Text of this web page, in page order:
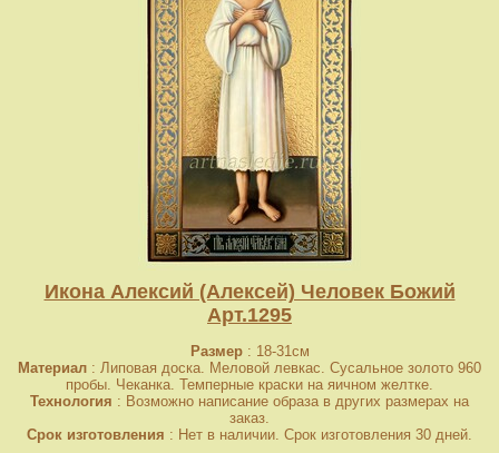
Икона Алексий (Алексей) Человек Божий
Арт.1295
Размер: 18-31см
Материал : Липовая доска. Меловой левкас. Сусальное золото 960
пробы. Чеканка. Темперные краски на яичном желтке.
Технология : Возможно написание образа в других размерах на
заказ.
Срок изготовления : Нет в наличии. Срок изготовления 30 дней.